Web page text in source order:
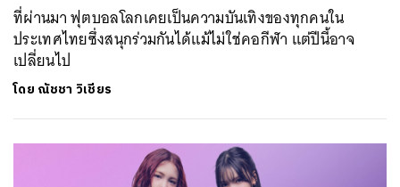
ที่ผ่านมา ฟุตบอลโลกเคยเป็นความบันเทิงของทุกคนใน
ประเทศไทยซึ่งสนุกร่วมกันได้แม้ไม่ใช่คอกีฬา แต่ปีนี้อาจ
เปลี่ยนไป
โดย ณัชชา วิเชียร